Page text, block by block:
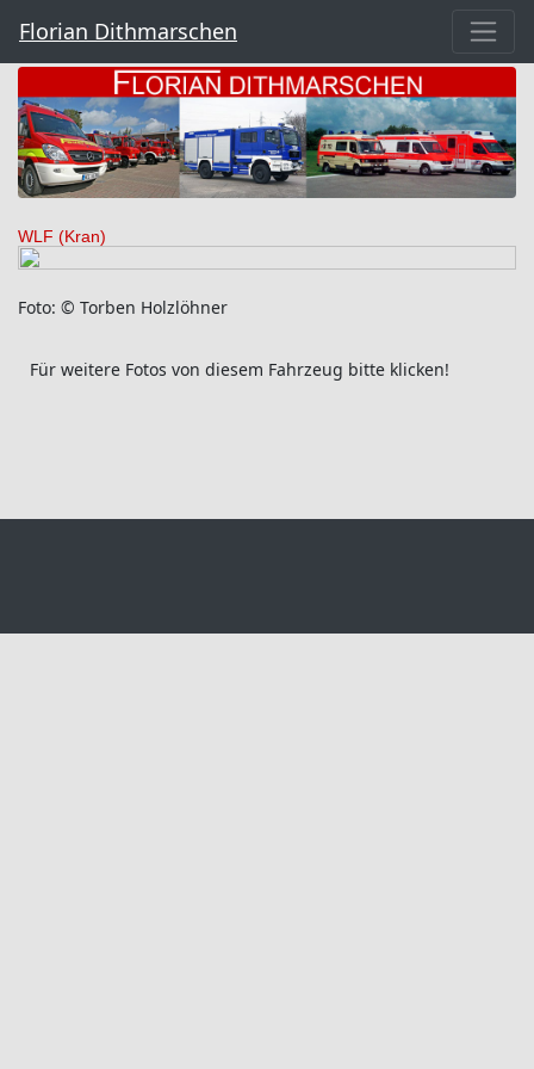
Florian Dithmarschen
WLF (Kran)
Foto: © Torben Holzlöhner
Für weitere Fotos von diesem Fahrzeug bitte klicken!